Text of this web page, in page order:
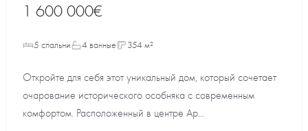
1 600 000€
5 спальни 4 ванные 354 м²
Откройте для себя этот уникальный дом, который сочетает
очарование исторического особняка с современным
комфортом. Расположенный в центре Ар...